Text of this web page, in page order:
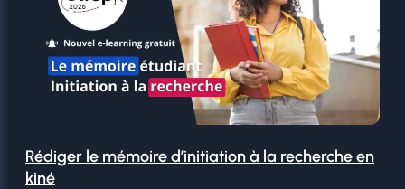
Rédiger le mémoire d’initiation à la recherche en
kiné